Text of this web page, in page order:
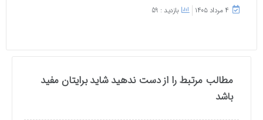
۴ مرداد ۱۴۰۵ بازدید : 59
مطالب مرتبط را از دست ندهید شاید برایتان مفید
باشد